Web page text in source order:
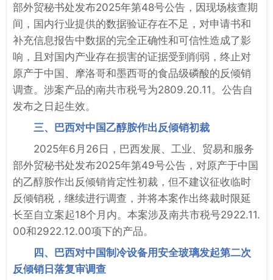
部外贸秘书处发布2025年第48号公告，因现场核查期
间，国内行业提供的数据验证存在不足，对申请书和
补充信息报告中数据的完全正确性和可信性造成了影
响，且对国内产业存在损害的证据受到削弱，终止对
原产于中国、摩洛哥和墨西哥的食品级磷酸的反倾销
调查。涉案产品的南共市税号为2809.20.11。公告自
发布之日起生效。
三、巴西对中国乙醇胺作出反倾销初裁
2025年6月26日，巴西发展、工业、贸易和服务
部外贸秘书处发布2025年第49号公告，对原产于中国
的乙醇胺作出反倾销肯定性初裁，但不建议征收临时
反倾销税，继续进行调查，并将本案作出终裁时限延
长至自立案起18个月内。本案涉及南共市税号2922.11.
00和2922.12.00项下的产品。
四、巴西对中国制冷设备用安全玻璃发起第二次
反倾销日落复审调查